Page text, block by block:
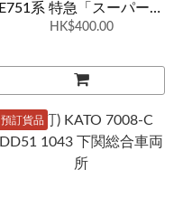
E751系 特急「スーパーつ
がる」4両
HK$400.00
預訂貨品